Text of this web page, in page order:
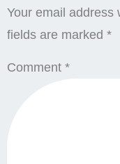
Your email address
fields are marked *
Comment *